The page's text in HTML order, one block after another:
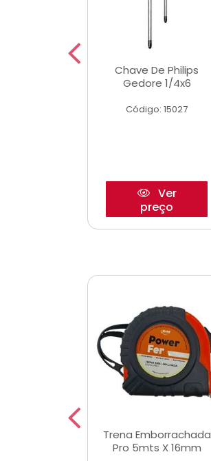
Chave De Philips
Gedore 1/4x6
Código: 15027
Ver
preço
Trena Emborrachada
Pro 5mts X 16mm